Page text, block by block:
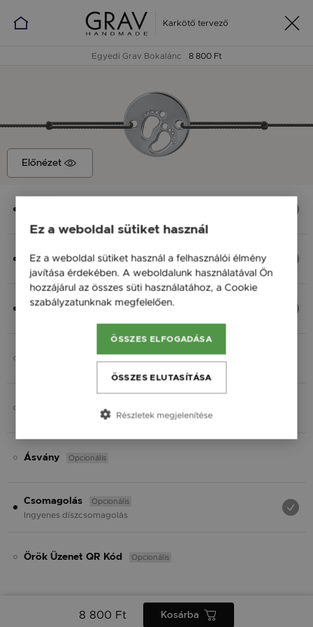
Karkötő tervező
Egyedi Grav Bokalánc 8 800 Ft
Előnézet
Ezüst 925, S - 20 cm
8 800 Ft
Fonal
Opcionális
Opcionális
Ásvány Opcionális
Csomagolás Opcionális
Ingyenes díszcsomagolás
Örök Üzenet QR Kód Opcionális
8 800 Ft Kosárba
Ez a weboldal sütiket használ
Ez a weboldal sütiket használ a felhasználói élmény
javítása érdekében. A weboldalunk használatával Ön
hozzájárul az összes süti használatához, a Cookie
szabályzatunknak megfelelően.
ÖSSZES ELFOGADÁSA
ÖSSZES ELUTASÍTÁSA
Részletek megjelenítése